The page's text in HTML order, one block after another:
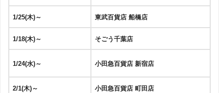
1/25(木)～ 東武百貨店 船橋店
1/18(木)～ そごう千葉店
1/24(水)～ 小田急百貨店 新宿店
2/1(木)～ 小田急百貨店 町田店